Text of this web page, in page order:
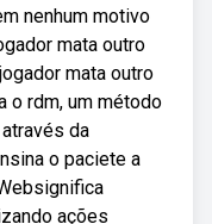
nenhum motivo
mata outro
mata outro
o rdm, um método
da
o paciete a
ações